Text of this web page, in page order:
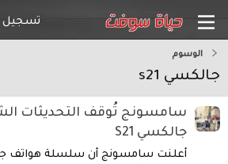
الوسوم
جالكسي s21
سامسونج تُوقف التحديثات
جالكسي S21